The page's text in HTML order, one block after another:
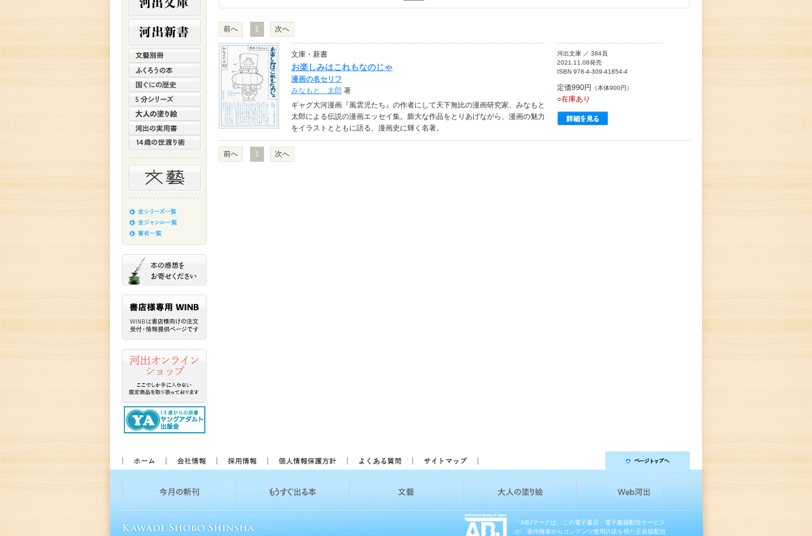
前へ 1 次へ
文庫・新書
お楽しみはこれもなのじゃ
漫画の名セリフ
みなもと 太郎 著
ギャグ大河漫画『風雲児たち』の作者にして天下無比の漫画研究家、みなもと
太郎による伝説の漫画エッセイ集。膨大な作品をとりあげながら、漫画の魅力
をイラストとともに語る、漫画史に輝く名著。
河出文庫 ／ 384頁
2021.11.08発売
ISBN 978-4-309-41854-4
定価990円 （本体900円）
○在庫あり
前へ 1 次へ
「ABJマークは、この電子書店・電子書籍配信サービス
が、著作権者からコンテンツ使用許諾を得た正規版配信